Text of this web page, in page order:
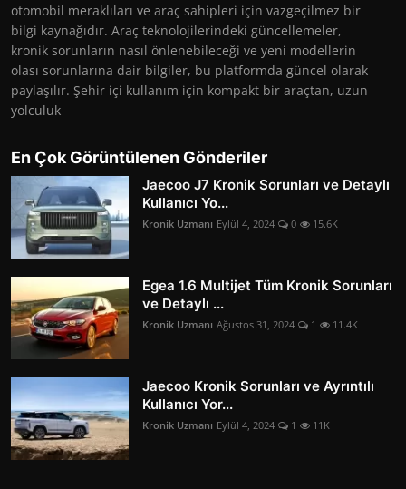
otomobil meraklıları ve araç sahipleri için vazgeçilmez bir
bilgi kaynağıdır. Araç teknolojilerindeki güncellemeler,
kronik sorunların nasıl önlenebileceği ve yeni modellerin
olası sorunlarına dair bilgiler, bu platformda güncel olarak
paylaşılır. Şehir içi kullanım için kompakt bir araçtan, uzun
yolculuk
En Çok Görüntülenen Gönderiler
Jaecoo J7 Kronik Sorunları ve Detaylı
Kullanıcı Yo...
Kronik Uzmanı Eylül 4, 2024 0 15.6K
Egea 1.6 Multijet Tüm Kronik Sorunları
ve Detaylı ...
Kronik Uzmanı Ağustos 31, 2024 1 11.4K
Jaecoo Kronik Sorunları ve Ayrıntılı
Kullanıcı Yor...
Kronik Uzmanı Eylül 4, 2024 1 11K